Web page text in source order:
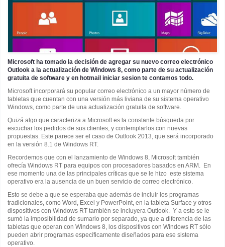
Microsoft ha tomado la decisión de agregar su nuevo correo electrónico
Outlook a la actualización de Windows 8, como parte de su actualización
gratuita de software y en hotmail iniciar sesion te contamos todo.
Microsoft incorporará su popular correo electrónico a un mayor número de
tabletas que cuentan con una versión más liviana de su sistema operativo
Windows, como parte de una actualización gratuita de software.
Quizá algo que caracteriza a Microsoft es la constante búsqueda por
escuchar los pedidos de sus clientes, y contemplarlos con nuevas
propuestas. Este parece ser el caso de Outlook 2013, que será incorporado
en la versión 8.1 de Windows RT.
Recordemos que con el lanzamiento de Windows 8, Microsoft también
ofrecía Windows RT para equipos con procesadores basados en ARM. En
ese momento una de las principales críticas que se le hizo este sistema
operativo era la ausencia de un buen servicio de correo electrónico.
Esto se debe a que se esperaba que además de incluir los programas
tradicionales, como Word, Excel y PowerPoint, en la tableta Surface y otros
dispositivos con Windows RT también se incluyera Outlook. Y a esto se le
sumó la imposibilidad de sumarlo por separado, ya que a diferencia de las
tabletas que operan con Windows 8, los dispositivos con Windows RT sólo
pueden abrir programas específicamente diseñados para ese sistema
operativo.